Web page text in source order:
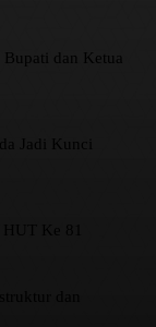
dan Ketua
Jadi Kunci